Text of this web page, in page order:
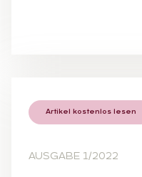
Artikel kostenlos lesen
AUSGABE 1/2022